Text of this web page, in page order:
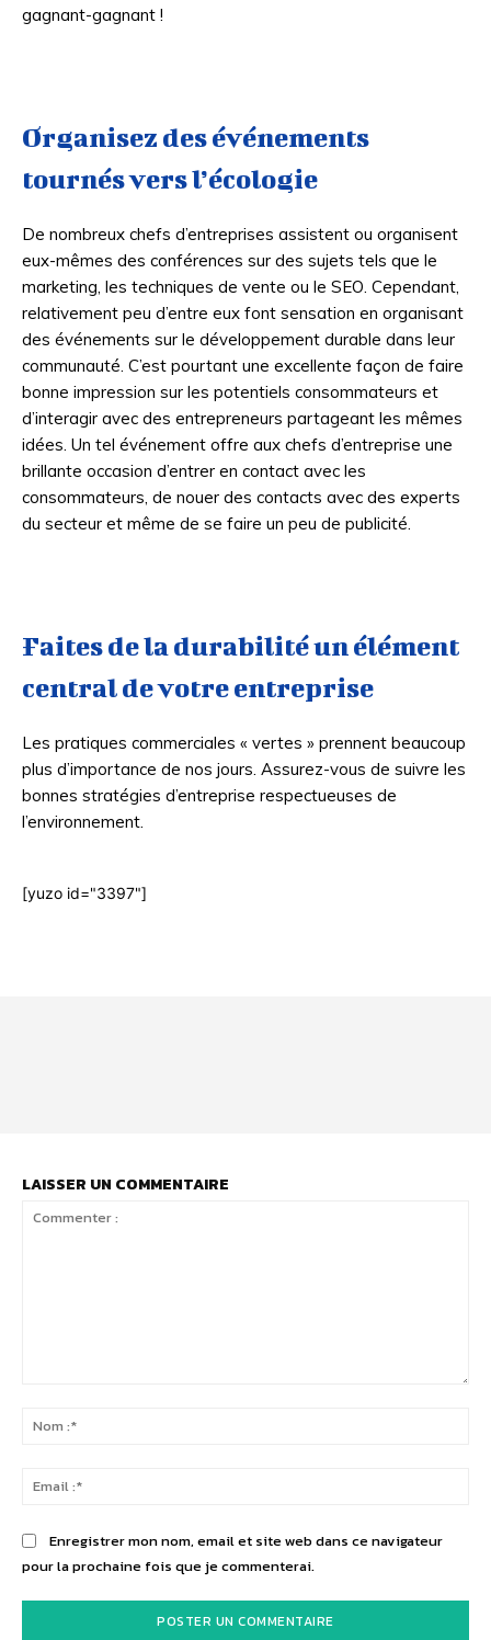
gagnant-gagnant !
Organisez des événements
tournés vers l’écologie
De nombreux chefs d’entreprises assistent ou organisent
eux-mêmes des conférences sur des sujets tels que le
marketing, les techniques de vente ou le SEO. Cependant,
relativement peu d’entre eux font sensation en organisant
des événements sur le développement durable dans leur
communauté. C’est pourtant une excellente façon de faire
bonne impression sur les potentiels consommateurs et
d’interagir avec des entrepreneurs partageant les mêmes
idées. Un tel événement offre aux chefs d’entreprise une
brillante occasion d’entrer en contact avec les
consommateurs, de nouer des contacts avec des experts
du secteur et même de se faire un peu de publicité.
Faites de la durabilité un élément
central de votre entreprise
Les pratiques commerciales « vertes » prennent beaucoup
plus d’importance de nos jours. Assurez-vous de suivre les
bonnes stratégies d’entreprise respectueuses de
l’environnement.
[yuzo id="3397"]
LAISSER UN COMMENTAIRE
Enregistrer mon nom, email et site web dans ce navigateur
pour la prochaine fois que je commenterai.